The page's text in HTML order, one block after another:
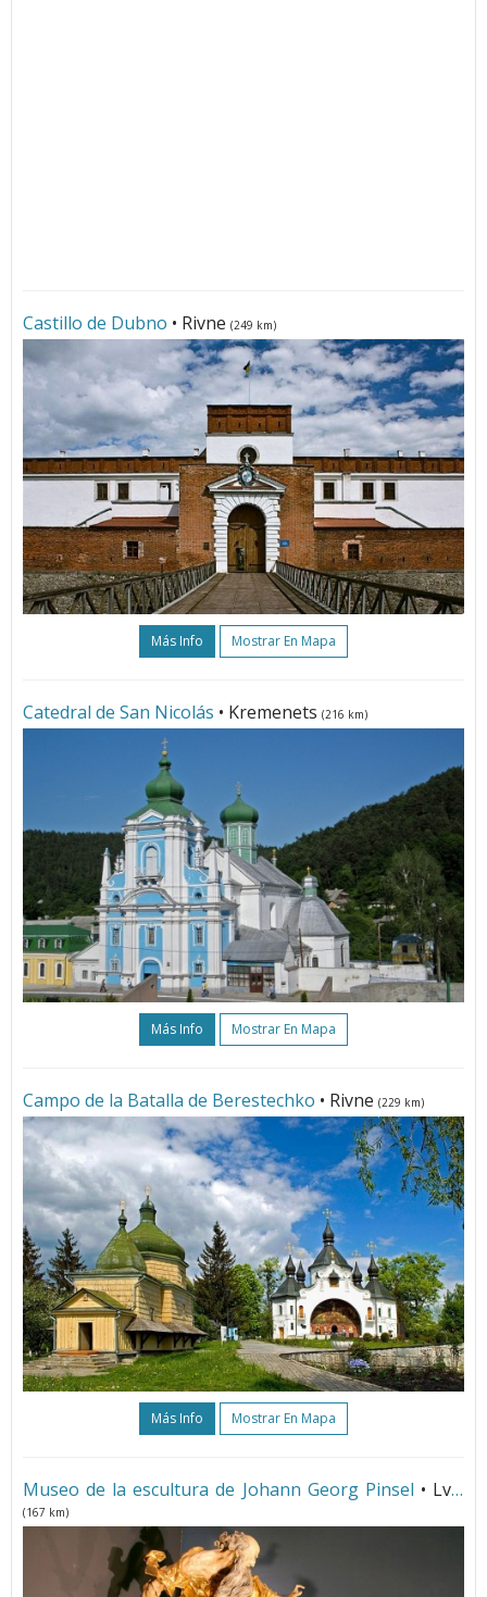
Castillo de Dubno • Rivne (249 km)
Más Info Mostrar En Mapa
Сatedral de San Nicolás • Kremenets (216 km)
Más Info Mostrar En Mapa
Campo de la Batalla de Berestechko • Rivne (229 km)
Más Info Mostrar En Mapa
Museo de la escultura de Johann Georg Pinsel • Lviv
(167 km)